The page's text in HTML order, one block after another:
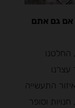
אם גם אתם
התעשייה
וסופר